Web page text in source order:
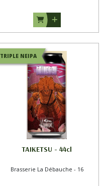
TRIPLE NEIPA
TAIKETSU - 44cl
Brasserie La Débauche - 16